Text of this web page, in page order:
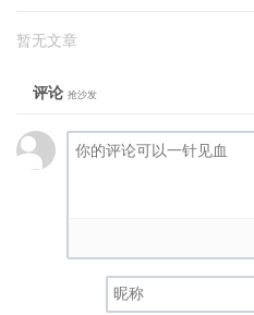
暂无文章
评论 抢沙发